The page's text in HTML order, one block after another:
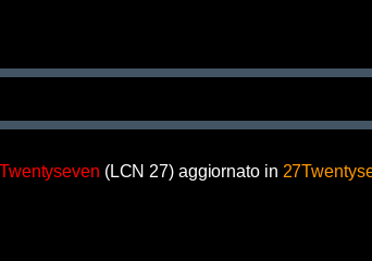
(LCN 27) aggiornato in